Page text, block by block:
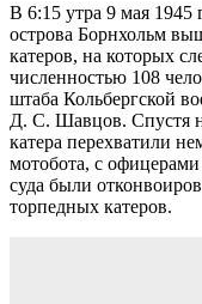
В 6:15 утра 9 мая 1945
острова Борнхольм
катеров, на которых
численностью 108
штаба Кольбергской
Д. С. Шавцов. Спустя
катера перехватили
мотобота, с
суда были
торпедных катеров.